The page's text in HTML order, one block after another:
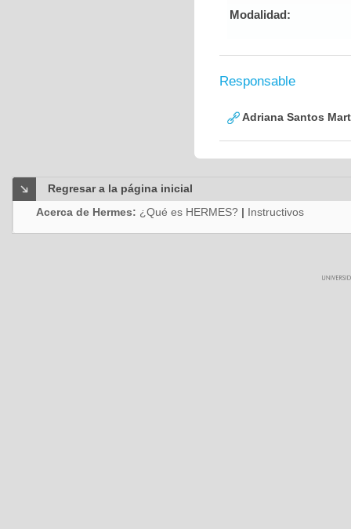
Modalidad:
Responsable
Adriana Santos
Regresar a la página inicial
Acerca de Hermes: ¿Qué es HERMES? | Instructivos